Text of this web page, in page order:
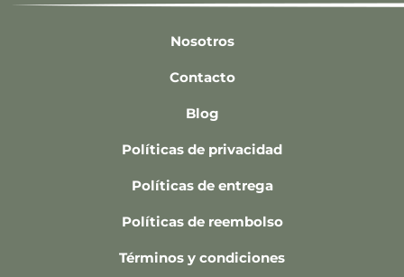
Nosotros
Contacto
Blog
Políticas de privacidad
Políticas de entrega
Políticas de reembolso
Términos y condiciones